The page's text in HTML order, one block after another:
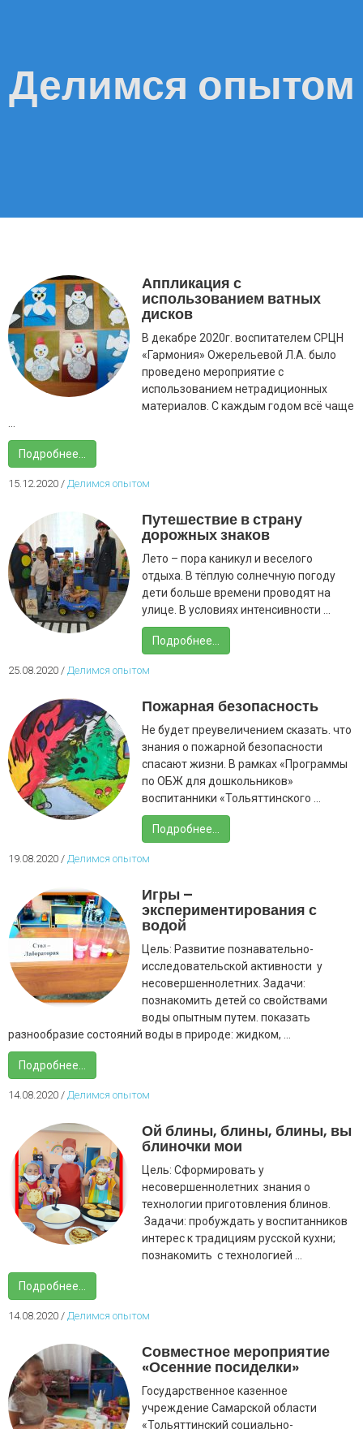
Делимся опытом
Аппликация с
использованием ватных
дисков
В декабре 2020г. воспитателем СРЦН
«Гармония» Ожерельевой Л.А. было
проведено мероприятие с
использованием нетрадиционных
материалов. С каждым годом всё чаще
Подробнее...
15.12.2020 / Делимся опытом
Путешествие в страну
дорожных знаков
Лето – пора каникул и веселого
отдыха. В тёплую солнечную погоду
дети больше времени проводят на
улице. В условиях интенсивности ...
Подробнее...
25.08.2020 / Делимся опытом
Пожарная безопасность
Не будет преувеличением сказать. что
знания о пожарной безопасности
спасают жизни. В рамках «Программы
по ОБЖ для дошкольников»
воспитанники «Тольяттинского ...
Подробнее...
19.08.2020 / Делимся опытом
Игры –
экспериментирования с
водой
Цель: Развитие познавательно-
исследовательской активности у
несовершеннолетних. Задачи:
познакомить детей со свойствами
воды опытным путем. показать
разнообразие состояний воды в природе: жидком, ...
Подробнее...
14.08.2020 / Делимся опытом
Ой блины, блины, блины, вы
блиночки мои
Цель: Сформировать у
несовершеннолетних знания о
технологии приготовления блинов.
Задачи: пробуждать у воспитанников
интерес к традициям русской кухни;
познакомить с технологией ...
Подробнее...
14.08.2020 / Делимся опытом
Совместное мероприятие
«Осенние посиделки»
Государственное казенное
учреждение Самарской области
«Тольяттинский социально-